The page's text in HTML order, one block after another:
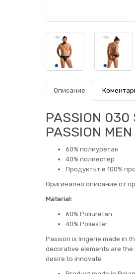
Описание
PASSION 030
PASSION MEN
60% полиуретан
40% полиестер
Продуктът е 100%
Оригинално описание от
Material:
60% Poliuretan
40% Poliester
Passion is lingerie made in
decorative elements are
desire to innovate .